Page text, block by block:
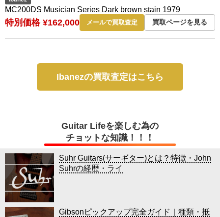
MC200DS Musician Series Dark brown stain 1979
特別価格 ¥162,000 メールで買取査定 買取ページを見る
Ibanezの買取査定はこちら
Guitar Lifeを楽しむ為の
チョットな知識！！！
Suhr Guitars(サーギター)とは？特徴・John
Suhrの経歴・ライ
Gibsonピックアップ完全ガイド｜種類・抵